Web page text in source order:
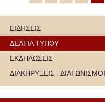
ΕΙΔΗΣΕΙΣ
ΔΕΛΤΙΑ ΤΥΠΟΥ
ΕΚΔΗΛΩΣΕΙΣ
ΔΙΑΚΗΡΥΞΕΙΣ - ΔΙΑΓΩΝΙΣΜΟΙ